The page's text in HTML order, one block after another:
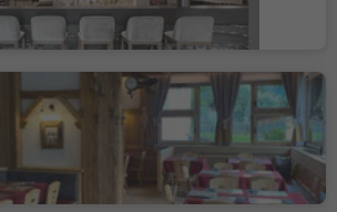
Pizzeria Ristorante
Fornella
Corvara, Regione dolomitica Alta Badia